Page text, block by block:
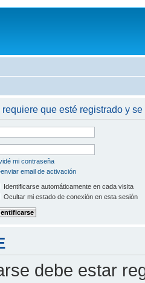
que esté registrado y
mi contraseña
email de activación
Identificarse automáticamente en cada visita
Ocultar mi estado de conexión en esta sesión
debe estar